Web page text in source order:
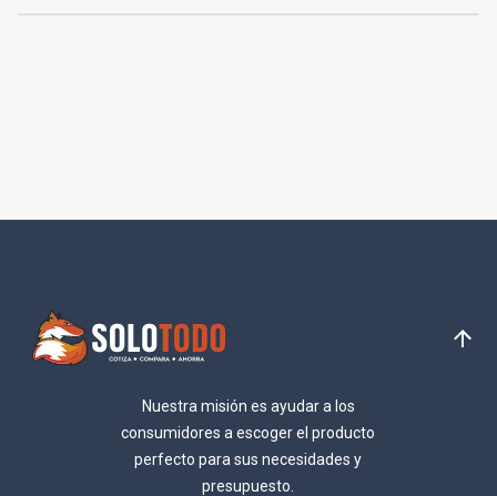
Nuestra misión es ayudar a los
consumidores a escoger el producto
perfecto para sus necesidades y
presupuesto.